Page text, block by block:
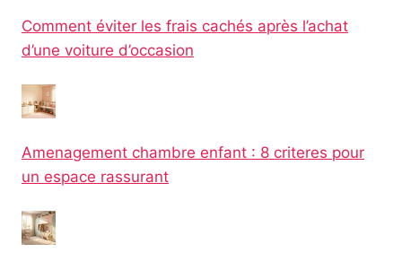
Comment éviter les frais cachés après l’achat
d’une voiture d’occasion
Amenagement chambre enfant : 8 criteres pour
un espace rassurant